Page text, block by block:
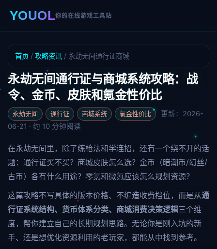
YOUOL你的在线游戏工具站
首页 / 攻略资讯 / 永劫无间通行证商城
永劫无间通行证与商城系统攻略：战
令、金币、皮肤和氪金性价比
永劫无间 通行证 商城系统 氪金性价比
更新：2026-
06-21 · 约 10 分钟阅读
在永劫无间里，除了练枪法和学连招，还有一个绕不开的话
题：通行证买不买？商城皮肤怎么选？金币（暗潮币/幻丝/
古币）各有什么用途？零氪和微氪应该怎么规划资源？
这篇攻略不写具体的版本价格、不编造收费档位，而是从通
行证系统结构、货币体系分类、商城消费决策逻辑三个维
度，帮你建立自己的长期规划思路。无论你是刚入坑的新
手、还是想优化资源利用的老玩家，都能从中找到参考。